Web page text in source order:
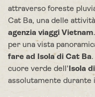
attraverso foreste
Cat Ba, una delle
agenzia viaggi Vietnam
per una vista
fare ad Isola di Cat Ba
cuore verde dell'Isola
assolutamente durante